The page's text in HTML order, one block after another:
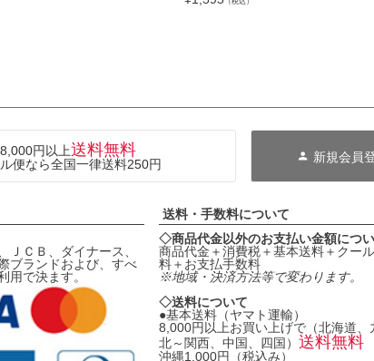
8,000円以上送料無料
ル便なら全国一律送料250円 新規会員
ＪＣＢ、ダイナース、
ブランドおよび、すべ
用で決ます。
送料・手数料について
◇商品代金以外のお支払い金額につ
商品代金＋消費税＋基本送料＋クー
料＋お支払手数料
※地域・決済方法等で変わります。
◇送料について
●基本送料（ヤマト運輸）
8,000円以上お買い上げで（北海道、
北～関西、中国、四国） 送料無料
沖縄1,000円（税込み）